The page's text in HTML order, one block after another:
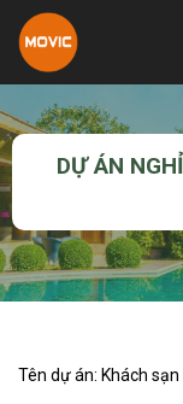
DỰ ÁN
Tên dự án: Khách